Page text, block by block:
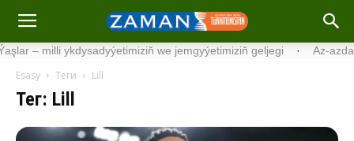
we jemgyýetimiziň geljegi · Az-azdan, ýöne ýygy-ýygydan
Esasy Теги Lill
Тег: Lill